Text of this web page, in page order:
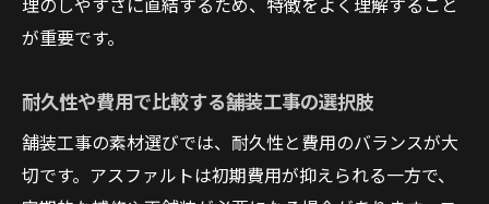
が重要です。
耐久性や費用で比較する舗装工事の選択肢
舗装工事の素材選びでは、耐久性と費用のバランスが大
切です。アスファルトは初期費用が抑えられる一方で、